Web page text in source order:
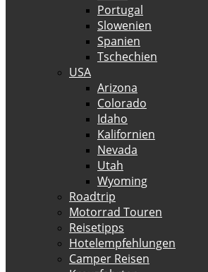
Portugal
Slowenien
Spanien
Tschechien
USA
Arizona
Colorado
Idaho
Kalifornien
Nevada
Utah
Wyoming
Roadtrip
Motorrad Touren
Reisetipps
Hotelempfehlungen
Camper Reisen